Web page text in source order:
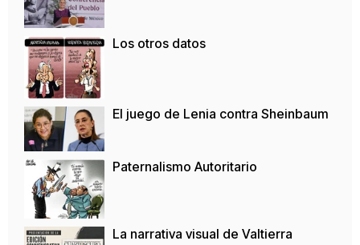
Los otros datos
El juego de Lenia contra Sheinbaum
Paternalismo Autoritario
La narrativa visual de Valtierra